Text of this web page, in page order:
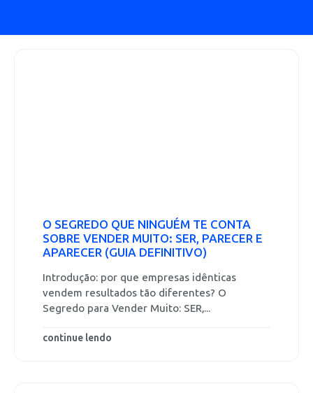
O SEGREDO QUE NINGUÉM TE CONTA
SOBRE VENDER MUITO: SER, PARECER E
APARECER (GUIA DEFINITIVO)
Introdução: por que empresas idênticas
vendem resultados tão diferentes? O
Segredo para Vender Muito: SER,...
continue lendo